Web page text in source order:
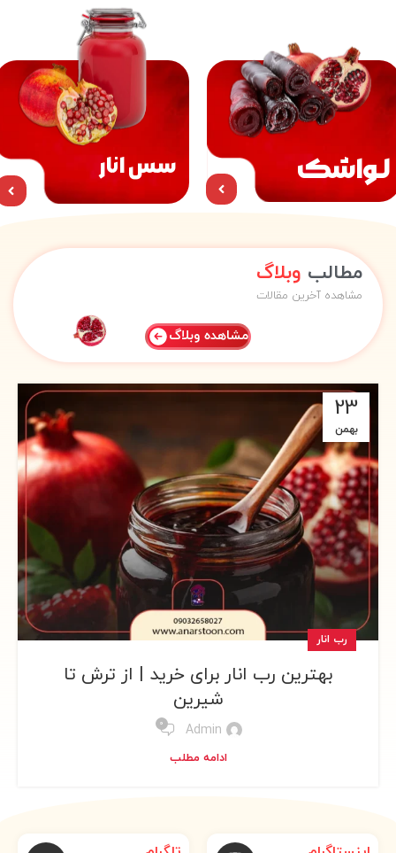
لـواشک سس انار
مطالب وبلاگ
مشاهده آخرین مقالات
مشاهده وبلاگ
05
آذر
انار
شگفت‌انگیزترین خواص انار برای سلامتی
Admin
ادامه مطلب
کلیک کنید